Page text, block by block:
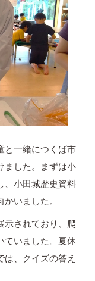
と一緒につくば市
ました。まずは小
、小田城歴史資料
いました。
示されており、爬
ていました。夏休
、クイズの答え